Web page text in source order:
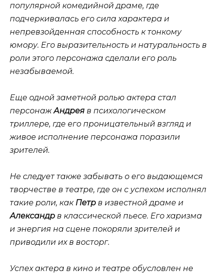
популярной комедийной драме, где
подчеркивалась его сила характера и
непревзойденная способность к тонкому
юмору. Его выразительность и натуральность в
роли этого персонажа сделали его роль
незабываемой.
Еще одной заметной ролью актера стал
персонажАндрея в психологическом
триллере, где его проницательный взгляд и
живое исполнение персонажа поразили
зрителей.
Не следует также забывать о его выдающемся
творчестве в театре, где он с успехом исполнял
такие роли, как Петр в известной драме и
Александр в классической пьесе. Его харизма
и энергия на сцене покоряли зрителей и
приводили их в восторг.
Успех актера в кино и театре обусловлен не